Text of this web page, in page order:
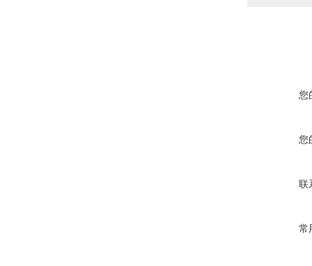
您
您
联
常